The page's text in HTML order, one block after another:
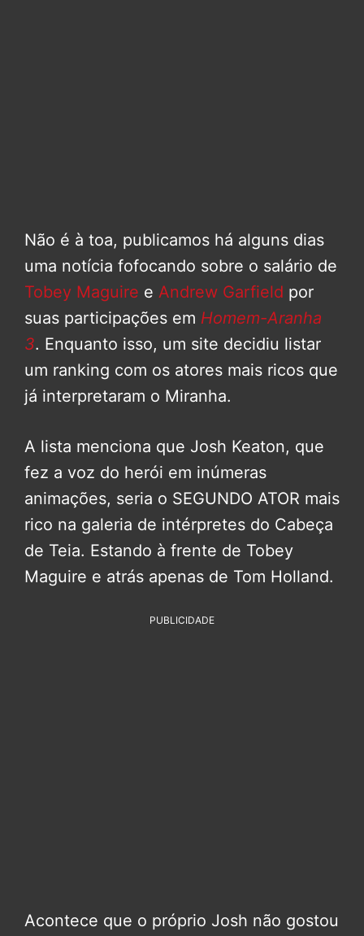
Não é à toa, publicamos há alguns dias
uma notícia fofocando sobre o salário de
Tobey Maguire e Andrew Garfield por
suas participações em Homem-Aranha
3. Enquanto isso, um site decidiu listar
um ranking com os atores mais ricos que
já interpretaram o Miranha.
A lista menciona que Josh Keaton, que
fez a voz do herói em inúmeras
animações, seria o SEGUNDO ATOR mais
rico na galeria de intérpretes do Cabeça
de Teia. Estando à frente de Tobey
Maguire e atrás apenas de Tom Holland.
PUBLICIDADE
Acontece que o próprio Josh não gostou